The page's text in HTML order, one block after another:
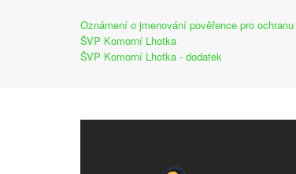
Oznámení o jmenování pověřence pro
ŠVP Komorní Lhotka
ŠVP Komorní Lhotka - dodatek